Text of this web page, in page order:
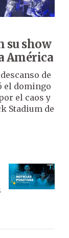
su show
América
de
el domingo
el caos y
Stadium de